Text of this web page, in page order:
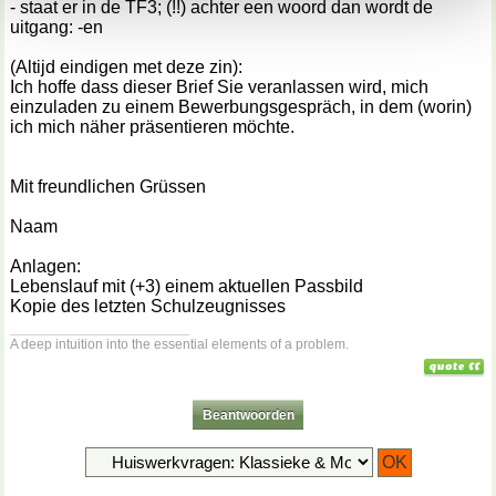
- staat er in de TF3; (!!) achter een woord dan wordt de
uitgang: -en
(Altijd eindigen met deze zin):
Ich hoffe dass dieser Brief Sie veranlassen wird, mich
einzuladen zu einem Bewerbungsgespräch, in dem (worin)
ich mich näher präsentieren möchte.
Mit freundlichen Grüssen
Naam
Anlagen:
Lebenslauf mit (+3) einem aktuellen Passbild
Kopie des letzten Schulzeugnisses
A deep intuition into the essential elements of a problem.
Beantwoorden